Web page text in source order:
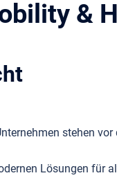
&
stehen
Lösungen für